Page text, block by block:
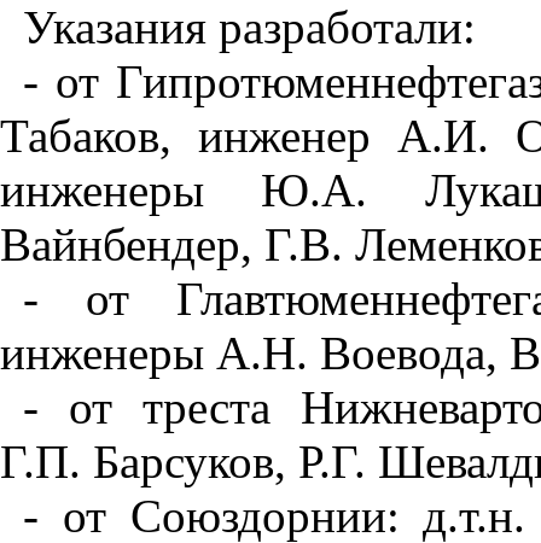
Указания разработали:
- от
Табаков, инженер А.И.
инженеры Ю.А.
Вайнбендер, Г.В.
- от
инженеры А.Н. Воевода,
- от треста
Г.П. Барсуков, Р.Г.
- от Союздорнии: